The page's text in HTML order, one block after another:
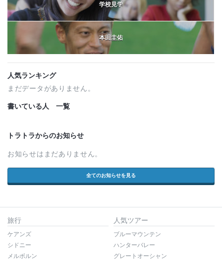
学校見学
本田圭佑
人気ランキング
まだデータがありません。
書いている人 一覧
トラトラからのお知らせ
お知らせはまだありません。
全てのお知らせを見る
旅行
ケアンズ
シドニー
メルボルン
人気ツアー
ブルーマウンテン
ハンターバレー
グレートオーシャン